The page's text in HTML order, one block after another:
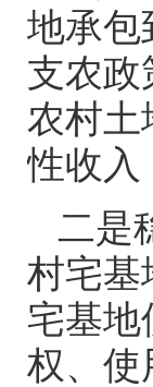
地承包
支农政
农村土
性收入
二是
村宅基
宅基地
权、使